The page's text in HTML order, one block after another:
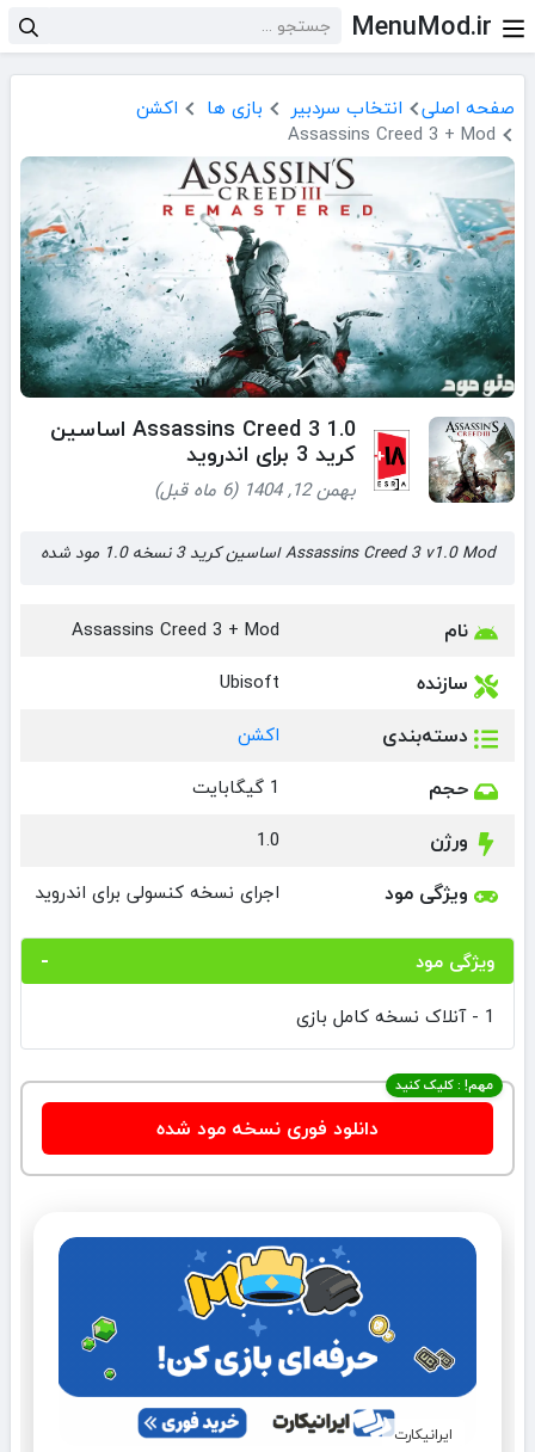
MenuMod.ir
صفحه اصلی انتخاب سردبیر بازی ها
اکشن
Assassins Creed 3 + Mod
Assassins Creed 3 1.0 اساسین
کرید 3 برای اندروید
بهمن 12, 1404 (6 ماه قبل)
Assassins Creed 3 v1.0 Mod اساسین کرید 3 نسخه 1.0 مود شده
نام Assassins Creed 3 + Mod
سازنده Ubisoft
دسته‌بندی اکشن
حجم 1 گیگابایت
ورژن 1.0
ویژگی مود اجرای نسخه کنسولی برای اندروید
ویژگی مود
1 - آنلاک نسخه کامل بازی
مهم! : کلیک کنید
دانلود فوری نسخه مود شده
ایرانیکارت